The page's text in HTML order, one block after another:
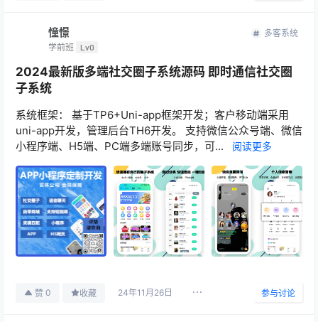
憧憬
学前班 Lv0
多客系统
2024最新版多端社交圈子系统源码 即时通信社交圈
子系统
系统框架： 基于TP6+Uni-app框架开发；客户移动端采用
uni-app开发，管理后台TH6开发。 支持微信公众号端、微信
小程序端、H5端、PC端多端账号同步，可...
阅读更多
赞 0 收藏 24年11月26日 参与讨论